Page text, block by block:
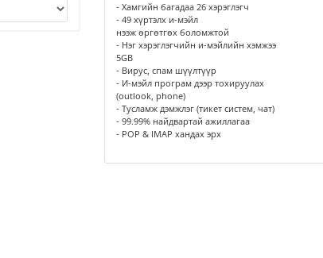
- Хамгийн багадаа 26 хэрэглэгч
- 49 хүртэлх и-мэйл
нээж өргөтгөх боломжтой
- Нэг хэрэглэгчийн и-мэйлийн хэмжээ
5GB
- Вирус, спам шүүлтүүр
- И-мэйл програм дээр тохируулах
(outlook, phone)
- Тусламж дэмжлэг (тикет систем, чат)
- 99.99% найдвартай ажиллагаа
- POP & IMAP хандах эрх